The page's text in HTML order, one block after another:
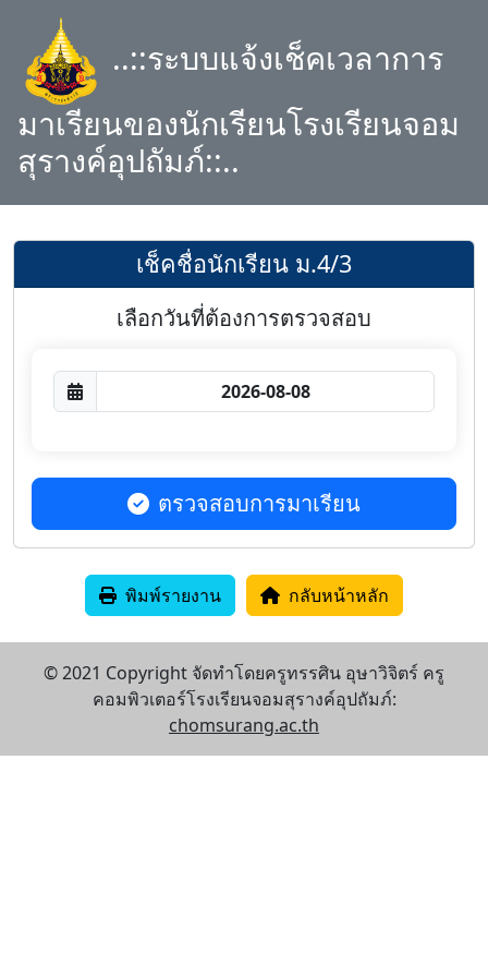
..::ระบบแจ้งเช็คเวลาการ
มาเรียนของนักเรียนโรงเรียนจอม
สุรางค์อุปถัมภ์::..
เช็คชื่อนักเรียน ม.4/3
เลือกวันที่ต้องการตรวจสอบ
ตรวจสอบการมาเรียน
พิมพ์รายงาน กลับหน้าหลัก
© 2021 Copyright จัดทำโดยครูทรรศิน อุษาวิจิตร์ ครู
คอมพิวเตอร์โรงเรียนจอมสุรางค์อุปถัมภ์:
chomsurang.ac.th